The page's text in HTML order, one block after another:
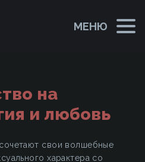
МЕНЮ
на
и любовь
свои волшебные
характера со